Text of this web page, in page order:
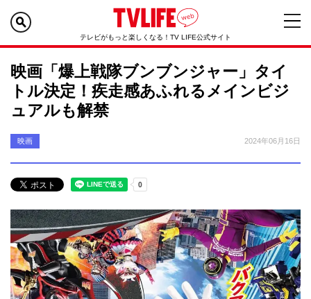
テレビがもっと楽しくなる！TV LIFE公式サイト
映画「爆上戦隊ブンブンジャー」タイ
トル決定！疾走感あふれるメインビジ
ュアルも解禁
映画 2024年06月16日